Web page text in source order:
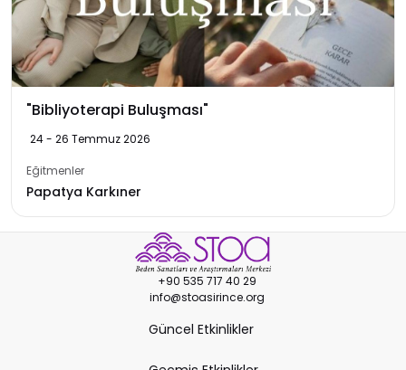
"Bibliyoterapi Buluşması"
24 - 26 Temmuz 2026
Eğitmenler
Papatya Karkıner
+90 535 717 40 29
info@stoasirince.org
Güncel Etkinlikler